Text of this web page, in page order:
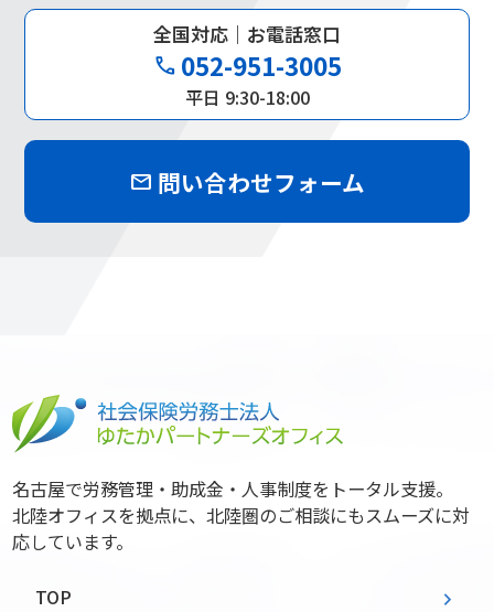
全国対応｜お電話窓口
phone 052-951-3005
平日 9:30-18:00
mail 問い合わせフォーム
名古屋で労務管理・助成金・人事制度をトータル支援。
北陸オフィスを拠点に、北陸圏のご相談にもスムーズに対
応しています。
TOP